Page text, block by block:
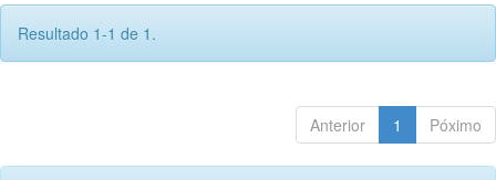
Resultado 1-1 de 1.
Anterior 1 Póximo